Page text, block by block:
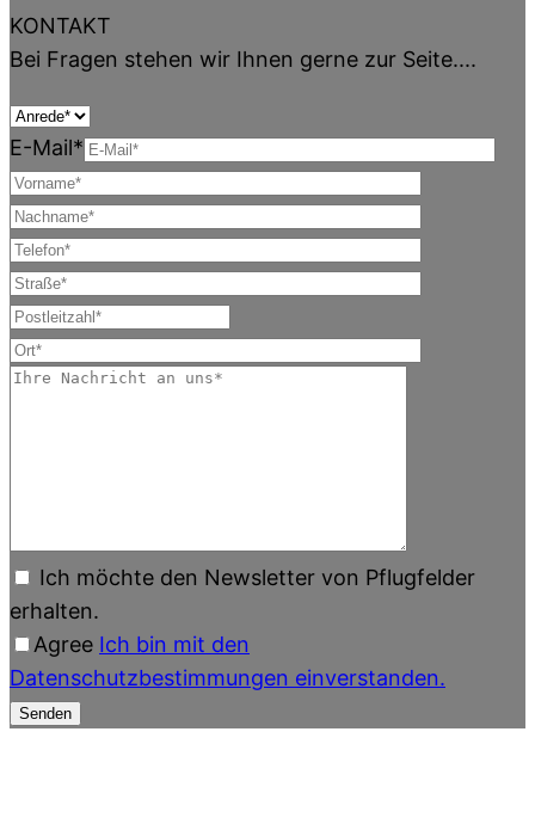
KONTAKT
Bei Fragen stehen wir Ihnen gerne zur Seite....
E-Mail*
Ich möchte den Newsletter von Pflugfelder
erhalten.
Agree Ich bin mit den
Datenschutzbestimmungen einverstanden.